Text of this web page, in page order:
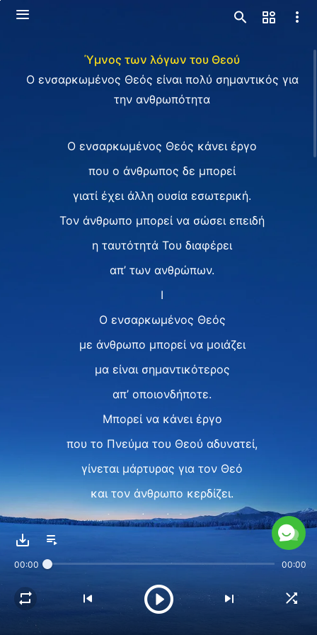
Ύμνος των λόγων του Θεού
O ενσαρκωμένος Θεός είναι πολύ σημαντικός για
την ανθρωπότητα
Ο ενσαρκωμένος Θεός κάνει έργο
που ο άνθρωπος δε μπορεί
γιατί έχει άλλη ουσία εσωτερική.
Τον άνθρωπο μπορεί να σώσει επειδή
η ταυτότητά Του διαφέρει
απ’ των ανθρώπων.
I
Ο ενσαρκωμένος Θεός
με άνθρωπο μπορεί να μοιάζει
μα είναι σημαντικότερος
απ’ οποιονδήποτε.
Μπορεί να κάνει έργο
που το Πνεύμα του Θεού αδυνατεί,
γίνεται μάρτυρας για τον Θεό
και τον άνθρωπο κερδίζει.
Αν κι είναι άνθρωπος
το νόημα και η συνεισφορά Του
στους ανθρώπους
πολύτιμο Τον καθιστούν
00:00 00:00